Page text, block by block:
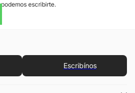
escribirte.
Escribínos